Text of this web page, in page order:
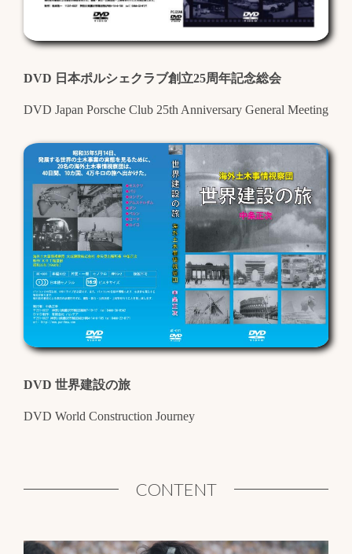
DVD 日本ポルシェクラブ創立25周年記念総会
DVD Japan Porsche Club 25th Anniversary General Meeting
DVD 世界建設の旅
DVD World Construction Journey
CONTENT